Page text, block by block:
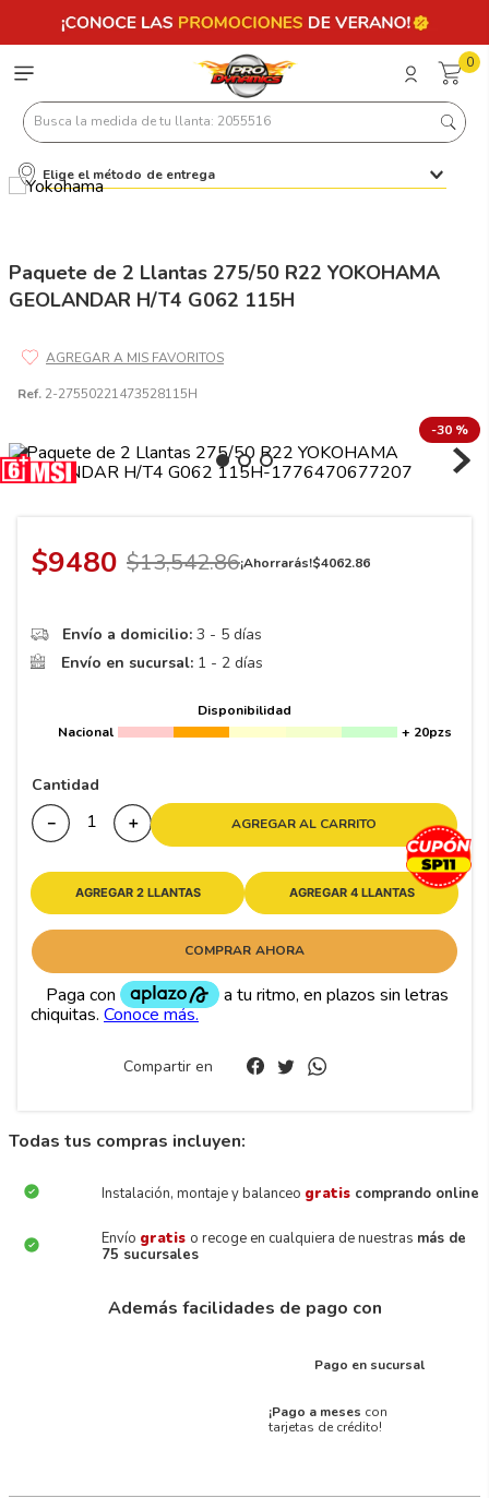
0
Busca la medida de tu llanta: 2055516
Elige el método de entrega
Paquete de 2 Llantas 275/50 R22 YOKOHAMA
GEOLANDAR H/T4 G062 115H
Ref. 2-27550221473528115H
-30 %
$9480 $13,542.86¡Ahorrarás!$4062.86
Envío a domicilio: 3 - 5 días
Envío en sucursal: 1 - 2 días
Disponibilidad
Nacional
+ 20pzs
Cantidad
＋
－ AGREGAR AL CARRITO
AGREGAR 2 LLANTAS AGREGAR 4 LLANTAS
COMPRAR AHORA
Compartir en
Todas tus compras incluyen:
Instalación, montaje y balanceo gratis comprando online
Envío gratis o recoge en cualquiera de nuestras más de
75 sucursales
Además facilidades de pago con
Pago en sucursal
¡Pago a meses con
tarjetas de crédito!
Términos más buscados
.
3. 225
7. 245
10.
265